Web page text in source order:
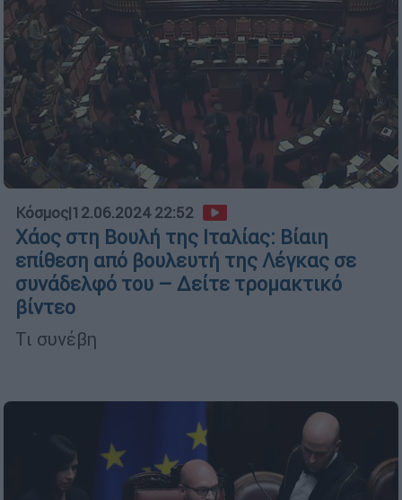
Κόσμος|12.06.2024 22:52
Χάος στη Βουλή της Ιταλίας: Βίαιη
επίθεση από βουλευτή της Λέγκας σε
συνάδελφό του – Δείτε τρομακτικό
βίντεο
Τι συνέβη